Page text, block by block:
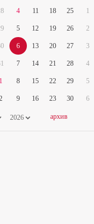
1
4
5
6
7
8
9
11
12
13
14
15
16
18
19
20
21
22
23
25
26
27
28
29
30
1
2
3
4
5
6